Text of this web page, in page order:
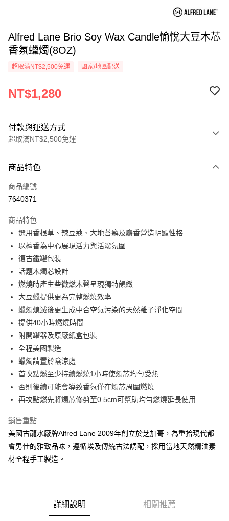
Alfred Lane Brio Soy Wax Candle愉悅大豆木芯
香氛蠟燭(8OZ)
超取滿NT$2,500免運 國家/地區配送
NT$1,280
付款與運送方式
超取滿NT$2,500免運
信用卡一次付款
信用卡分期付款
合作金庫商業銀行
華南商業銀行
彰化商業銀行
上海商業儲蓄銀行
台北富邦商業銀行
國泰世華商業銀行
臺灣中小企業銀行
匯豐（台灣）商業銀行
華泰商業銀行
聯邦商業銀行
遠東國際商業銀行
元大商業銀行
玉山商業銀行
星展（台灣）商業銀行
台新國際商業銀行
台灣樂天信用卡公司
6 期 0 利率 每期
華南商業銀行
彰化商業銀行
上海商業儲蓄銀行
國泰世華商業銀行
臺灣中小企業銀行
台中商業銀行
匯豐（台灣）商業銀行
聯邦商業銀行
遠東國際商業銀行
元大商業銀行
永豐商業銀行
玉山商業銀行
台新國際商業銀行
台灣樂天信用卡公司
超商取貨付款
LINE Pay
Apple Pay
悠遊付
AFTEE先享後付
相關說明
【關於「AFTEE先享後付」】
AFTEE先享後付是「在收到商品之後才付款」的支付方式。 讓您購物簡單
便利好安心！
１．簡單：不需註冊會員、不需綁卡、不需儲值。
３．安心：先確認商品／服務後，再付款。
１．於結帳方式選擇「AFTEE先享後付」後，將跳轉至「AFTEE先享後付」
結帳頁面，進行簡訊認證並確認金額後，即可完成結帳。
２．訂單成立數日內，您將收到繳費通知簡訊。
３．收到繳費通知簡訊後14天內，點擊此簡訊中的連結，可透過四大超商／
ATM／網路銀行／等多元方式進行付款，方視為交易完成。
※ 請注意：結帳手續完成當下不需立刻繳費，但若您需要取消訂單，請聯絡
是否繳費成功／繳費後需取消欲退款等相關疑問，請聯繫「AFTEE先享後付
客戶支援中心」https://netprotections.freshdesk.com/support/home
ATM付款
運送方式
全家付款取貨
7-11付款取貨
每筆NT$60，滿NT$2,500(含以上)免運費
宅配
商品特色
商品編號
7640371
商品特色
選用香根草、辣豆蔻、大地苔癬及麝香營造明顯性格
以檀香為中心展現活力與活潑氛圍
復古鐵罐包裝
話題木燭芯設計
燃燒時產生些微燃木聲呈現獨特韻緻
大豆蠟提供更為完整燃燒效率
蠟燭熄滅後更生成中合空氣污染的天然離子淨化空間
提供40小時燃燒時間
附開罐器及原廠紙盒包裝
全程美國製造
蠟燭請置於陰涼處
首次點燃至少持續燃燒1小時使燭芯均勻受熱
否則後續可能會導致香氛僅在燭芯周圍燃燒
再次點燃先將燭芯修剪至0.5cm可幫助均勻燃燒延長使用
銷售重點
美國古龍水廠牌Alfred Lane 2009年創立於芝加哥，為重拾現代都
會男仕的雅致品味，遵循埃及傳統古法調配，採用當地天然精油素
材全程手工製造。
詳細說明 相關推薦